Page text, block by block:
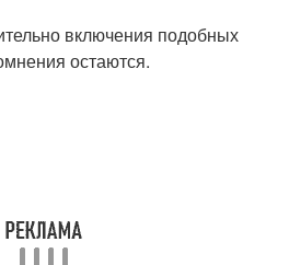
включения подобных
остаются.